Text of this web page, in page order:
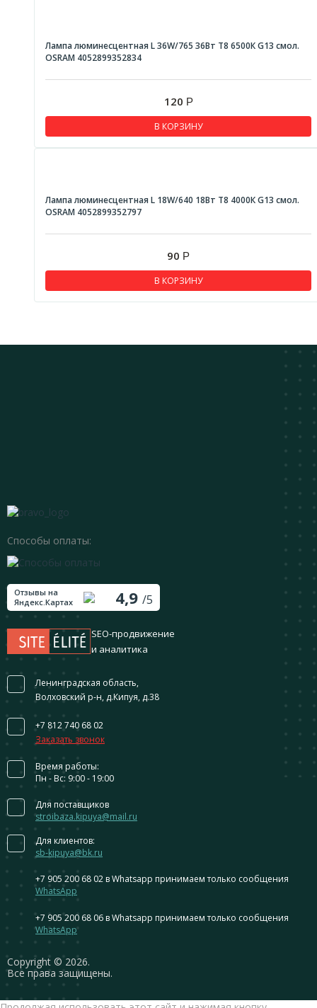
Лампа люминесцентная L 36W/765 36Вт T8 6500К G13 смол.
OSRAM 4052899352834
120 Р
В КОРЗИНУ
Лампа люминесцентная L 18W/640 18Вт T8 4000К G13 смол.
OSRAM 4052899352797
90 Р
В КОРЗИНУ
Сopyright © 2026.
Все права защищены.
Способы оплаты:
Отзывы на
Яндекс.Картах
4,9 /5
SEO-продвижение
и аналитика
Ленинградская область,
Волховский р-н, д.Кипуя, д.38
+7 812 740 68 02
Заказать звонок
Время работы:
Пн - Вс: 9:00 - 19:00
Для поставщиков
stroibaza.kipuya@mail.ru
Для клиентов:
sb-kipuya@bk.ru
+7 905 200 68 02 в Whatsapp принимаем только сообщения
WhatsApp
+7 905 200 68 06 в Whatsapp принимаем только сообщения
WhatsApp